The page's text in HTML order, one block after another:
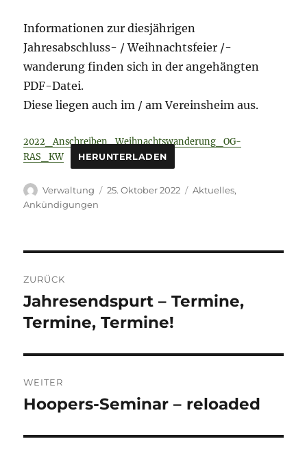
Informationen zur diesjährigen
Jahresabschluss- / Weihnachtsfeier /-
wanderung finden sich in der angehängten
PDF-Datei.
Diese liegen auch im / am Vereinsheim aus.
2022_Anschreiben_Weihnachtswanderung_OG-
RAS_KW
HERUNTERLADEN
Autor
Verwaltung
Veröffentlicht
25. Oktober 2022 Kategorien
Aktuelles,
Ankündigungen
ZURÜCK
Vorheriger
Beitrag:
Jahresendspurt – Termine,
Termine, Termine!
WEITER
Nächster
Hoopers-Seminar – reloaded